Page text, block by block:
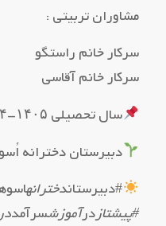
مشاوران تربیتی :
سرکار خانم راستگو
سرکار خانم آقاسی
سال تحصیلی ۱۴۰۵-۱۴۰۴
دبیرستان دخترانه
#دبیرستاندخترانه
#پیشتازدرآموزشسرآمد